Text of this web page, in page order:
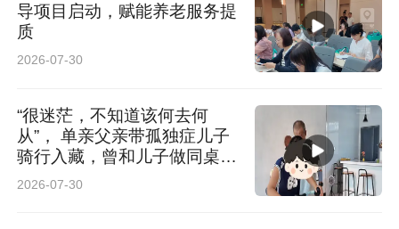
导项目启动，赋能养老服务提
质
2026-07-30
“很迷茫，不知道该何去何
从”， 单亲父亲带孤独症儿子
骑行入藏，曾和儿子做同桌陪
读
2026-07-30